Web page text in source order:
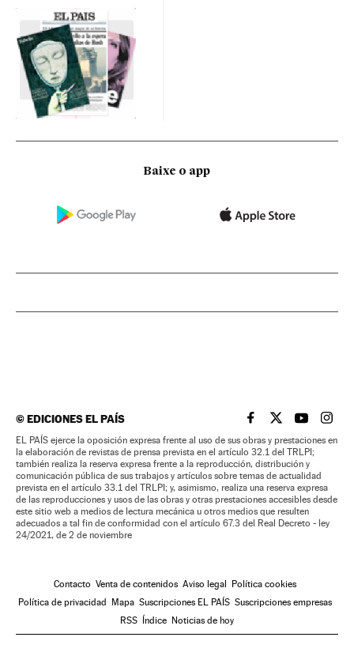
Baixe o app
©EDICIONES EL PAÍS EL PAÍS BRASIL EN
EL PAÍSEL PAÍS
EL
EL PAÍS ejerce la oposición expresa frente al uso de sus obras y prestaciones en
la elaboración de revistas de prensa prevista en el artículo 32.1 del TRLPI;
también realiza la reserva expresa frente a la reproducción, distribución y
comunicación pública de sus trabajos y artículos sobre temas de actualidad
prevista en el artículo 33.1 del TRLPI; y, asimismo, realiza una reserva expresa
de las reproducciones y usos de las obras y otras prestaciones accesibles desde
este sitio web a medios de lectura mecánica u otros medios que resulten
adecuados a tal fin de conformidad con el artículo 67.3 del Real Decreto - ley
24/2021, de 2 de noviembre
Contacto Venta de contenidos Aviso legal
Política cookies
Política de privacidad
Mapa Suscripciones EL PAÍS Suscripciones empresas
RSS
Índice Noticias de hoy